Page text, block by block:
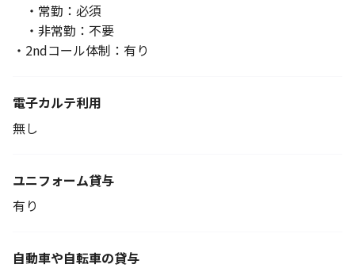
・常勤：必須
・非常勤：不要
・2ndコール体制：有り
電子カルテ利用
無し
ユニフォーム貸与
有り
自動車や自転車の貸与